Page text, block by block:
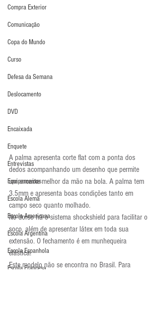
Compra Exterior
Comunicação
Copa do Mundo
Curso
Defesa da Semana
Deslocamento
DVD
Encaixada
Enquete
Entrevistas
Equipamentos
Escola Alemã
Escola Americana
Escola Argentina
Escola Espanhola
Escola Francesa
A palma apresenta corte flat com a ponta dos
dedos acompanhando um desenho que permite
um encaixe melhor da mão na bola. A palma tem
3.5mm e apresenta boas condições tanto em
campo seco quanto molhado.
No dorso há o sistema shockshield para facilitar o
soco, além de apresentar látex em toda sua
extensão. O fechamento é em munhequeira
elástica.
Este modelo não se encontra no Brasil. Para